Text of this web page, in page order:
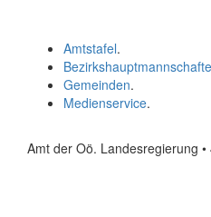
Amtstafel.
Gemeinden.
Medienservice.
Amt der Oö. Landesregierung